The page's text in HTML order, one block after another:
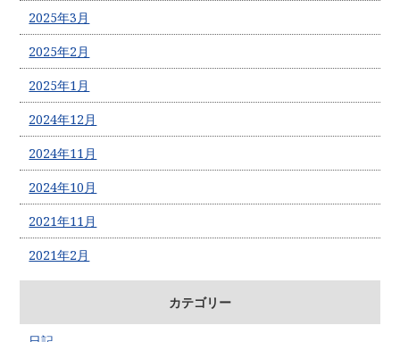
2025年3月
2025年2月
2025年1月
2024年12月
2024年11月
2024年10月
2021年11月
2021年2月
カテゴリー